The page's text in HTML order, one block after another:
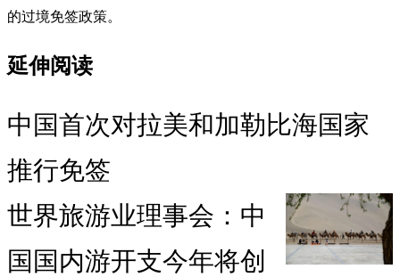
的过境免签政策。
延伸阅读
中国首次对拉美和加勒比海国家
推行免签
世界旅游业理事会：中
国国内游开支今年将创